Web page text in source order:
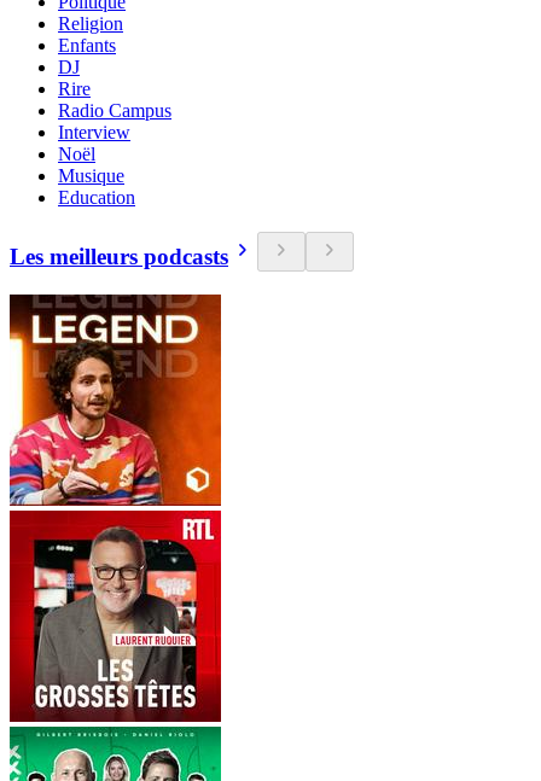
Religion
Enfants
DJ
Rire
Radio Campus
Interview
Noël
Musique
Education
Les meilleurs podcasts